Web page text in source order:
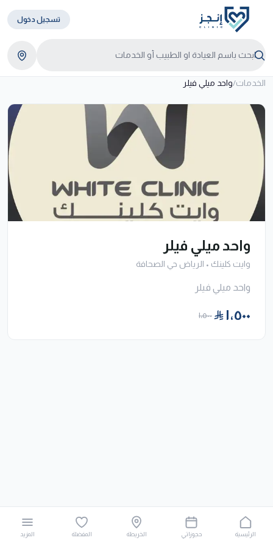
تسجيل دخول
الخدمات/واحد ميلي فيلر
واحد ميلي فيلر
وايت كلينك • الرياض حي الصحافة
واحد ميلي فيلر
١٬٥٠٠ ١٬٥٠٠
الرئيسية حجوزاتي الخريطة المفضلة المزيد